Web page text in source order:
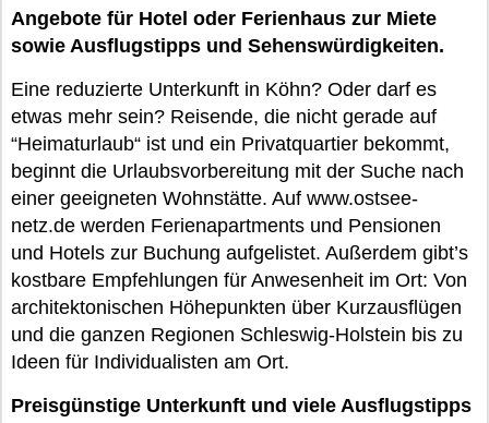
Angebote für Hotel oder Ferienhaus zur Miete
sowie Ausflugstipps und Sehenswürdigkeiten.
Eine reduzierte Unterkunft in Köhn? Oder darf es
etwas mehr sein? Reisende, die nicht gerade auf
“Heimaturlaub“ ist und ein Privatquartier bekommt,
beginnt die Urlaubsvorbereitung mit der Suche nach
einer geeigneten Wohnstätte. Auf www.ostsee-
netz.de werden Ferienapartments und Pensionen
und Hotels zur Buchung aufgelistet. Außerdem gibt’s
kostbare Empfehlungen für Anwesenheit im Ort: Von
architektonischen Höhepunkten über Kurzausflügen
und die ganzen Regionen Schleswig-Holstein bis zu
Ideen für Individualisten am Ort.
Preisgünstige Unterkunft und viele Ausflugstipps